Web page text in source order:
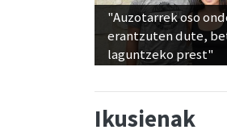
"Auzotarrek oso
erantzuten dute,
laguntzeko prest"
Ikusienak